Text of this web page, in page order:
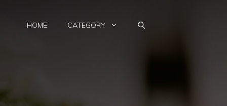
HOME CATEGORY